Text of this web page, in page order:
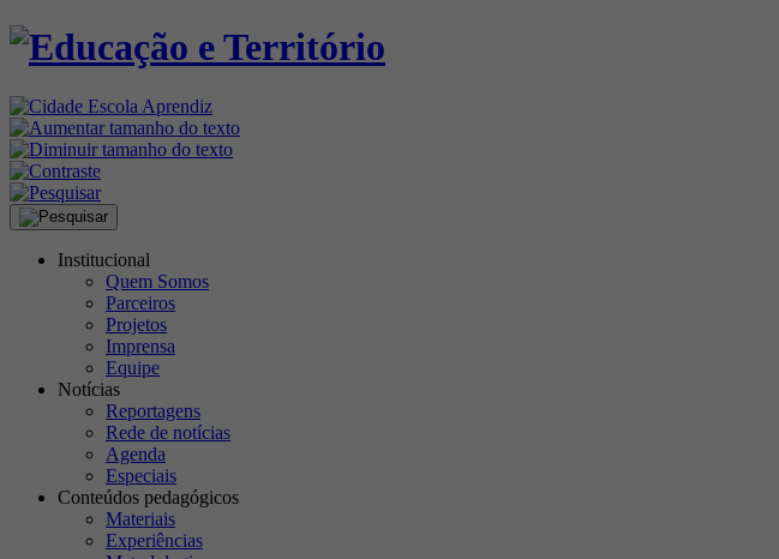
Institucional
Quem Somos
Parceiros
Projetos
Imprensa
Equipe
Notícias
Reportagens
Rede de notícias
Agenda
Especiais
Conteúdos pedagógicos
Materiais
Experiências